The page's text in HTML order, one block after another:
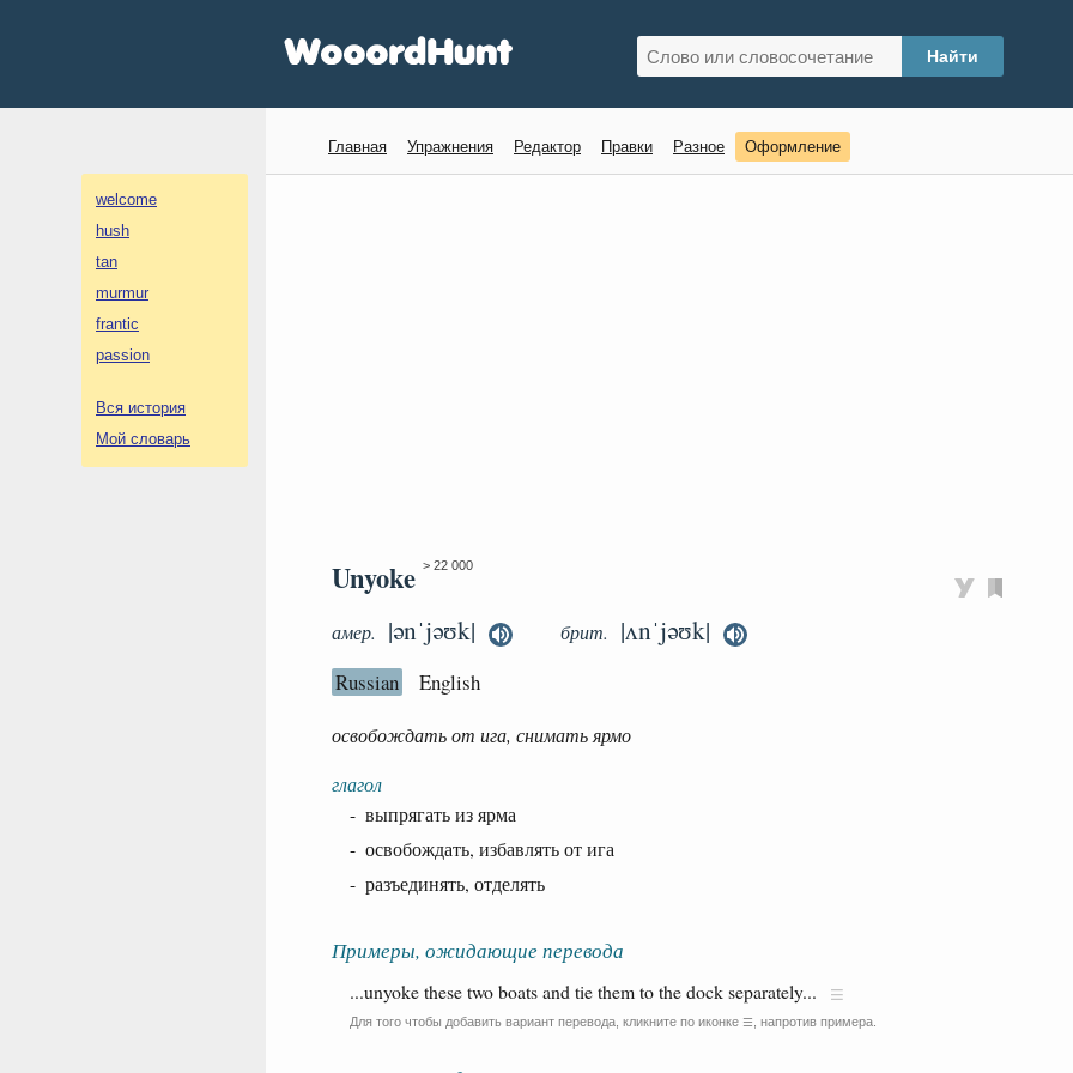
welcome
hush
tan
murmur
frantic
passion
Вся история
Мой словарь
Главная Упражнения Редактор Правки Разное Оформление
Unyoke > 22 000
амер. |ənˈjəʊk| брит. |ʌnˈjəʊk|
Russian English
освобождать от ига, снимать ярмо
глагол
- выпрягать из ярма
- освобождать, избавлять от ига
- разъединять, отделять
Примеры, ожидающие перевода
...unyoke these two boats and tie them to the dock separately...
Для того чтобы добавить вариант перевода, кликните по иконке ☰ , напротив примера.